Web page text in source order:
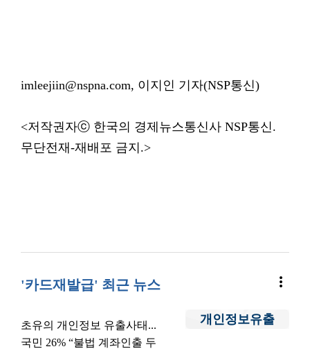
imleejiin@nspna.com, 이지인 기자(NSP통신)
<저작권자ⓒ 한국의 경제뉴스통신사 NSP통신.
무단전재-재배포 금지.>
'카드재발급' 최근 뉴스 more_vert
개인정보유출
초유의 개인정보 유출사태...
국민 26% “불법 계좌인출 두